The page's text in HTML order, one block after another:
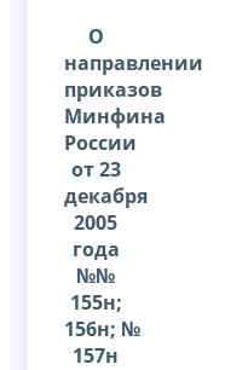
О
направлении
приказов
Минфина
России
от 23
декабря
2005
года
№№
155н;
156н; №
157н